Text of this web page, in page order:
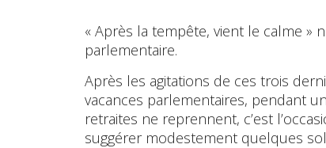
« Après la tempête, vient le calme
parlementaire.
Après les agitations de ces trois
vacances parlementaires, pendant
retraites ne reprennent, c’est
suggérer modestement quelques